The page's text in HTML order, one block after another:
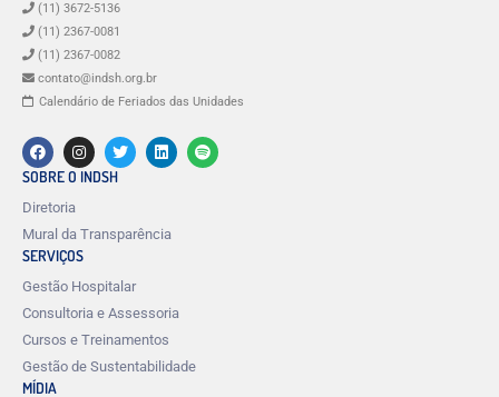
(11) 3672-5136
(11) 2367-0081
(11) 2367-0082
contato@indsh.org.br
Calendário de Feriados das Unidades
SOBRE O INDSH
Diretoria
Mural da Transparência
SERVIÇOS
Gestão Hospitalar
Consultoria e Assessoria
Cursos e Treinamentos
Gestão de Sustentabilidade
MÍDIA